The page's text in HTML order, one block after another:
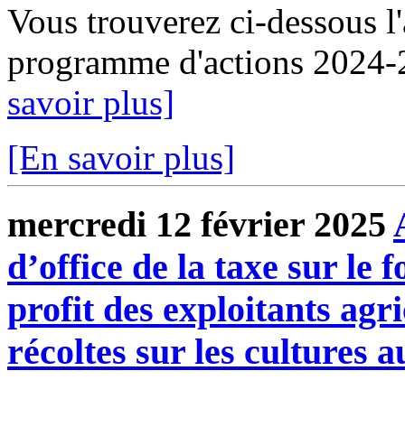
Vous trouverez ci-dessous
programme d'actions
savoir plus]
[En savoir plus]
mercredi 12 février 2025
d’office de la taxe sur le
profit des exploitants
récoltes sur les cultures